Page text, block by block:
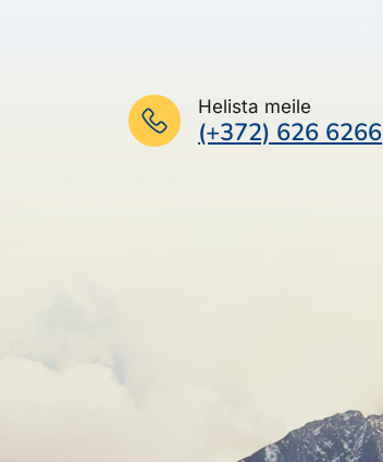
Helista meile
(+372) 626 6266